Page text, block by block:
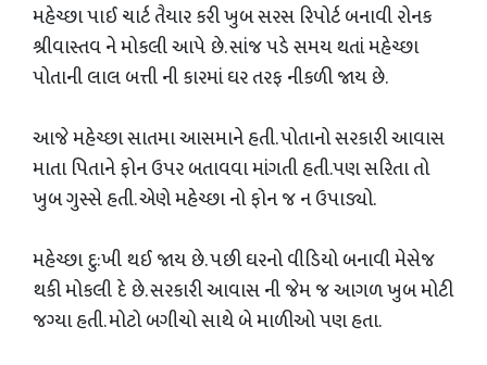
મહેચ્છા પાઈ ચાર્ટ તૈયાર કરી ખુબ સરસ રિપોર્ટ બનાવી રોનક
શ્રીવાસ્તવ ને મોકલી આપે છે. સાંજ પડે સમય થતાં મહેચ્છા
પોતાની લાલ બત્તી ની કારમાં ઘર તરફ નીકળી જાય છે.
આજે મહેચ્છા સાતમા આસમાને હતી. પોતાનો સરકારી આવાસ
માતા પિતાને ફોન ઉપર બતાવવા માંગતી હતી.પણ સરિતા તો
ખુબ ગુસ્સે હતી. એણે મહેચ્છા નો ફોન જ ન ઉપાડ્યો.
મહેચ્છા દુ:ખી થઈ જાય છે. પછી ઘરનો વીડિયો બનાવી મેસેજ
થકી મોકલી દે છે. સરકારી આવાસ ની જેમ જ આગળ ખુબ મોટી
જગ્યા હતી. મોટો બગીચો સાથે બે માળીઓ પણ‌ હતા.